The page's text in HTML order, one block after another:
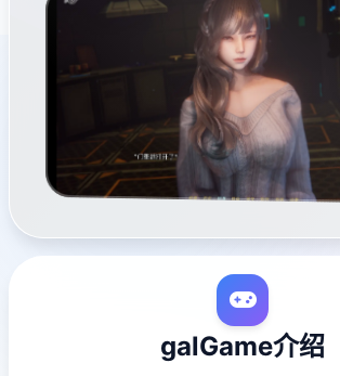
galGame介绍